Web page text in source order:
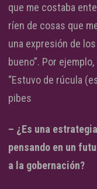
que me costaba
ríen de cosas que
una expresión de
bueno”. Por
“Estuvo de rúcula
pibes
– ¿Es una
pensando en un
a la gobernación?